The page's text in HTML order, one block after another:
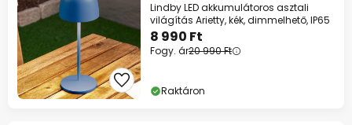
Lindby LED akkumulátoros asztali
világítás Arietty, kék, dimmelhető, IP65
8 990 Ft
Fogy. ár20 990 Ft
Raktáron